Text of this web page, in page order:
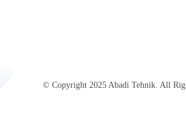
© Copyright 2025 Abadi Tehnik. All